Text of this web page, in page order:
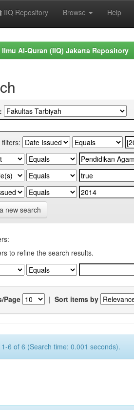
IIQ Repository Browse Help
Al-Quran (IIQ) Jakarta Repository
new search
to refine the search results.
Page | Sort items by
1-6 of 6 (Search time: 0.001 seconds).